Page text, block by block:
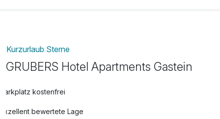
Kurzurlaub Sterne
GRUBERS Hotel Apartments Gastein
Parkplatz kostenfrei
Exzellent bewertete Lage